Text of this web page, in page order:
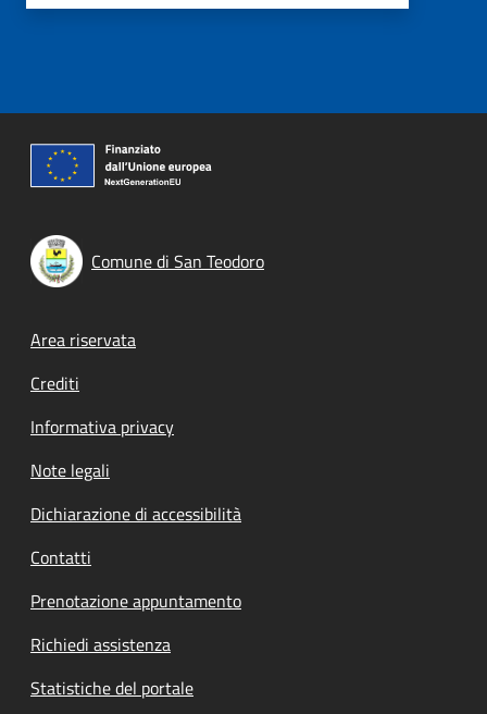
Comune di San Teodoro
Footer menu
Area riservata
Crediti
Informativa privacy
Note legali
Dichiarazione di accessibilità
Contatti
Prenotazione appuntamento
Richiedi assistenza
Statistiche del portale